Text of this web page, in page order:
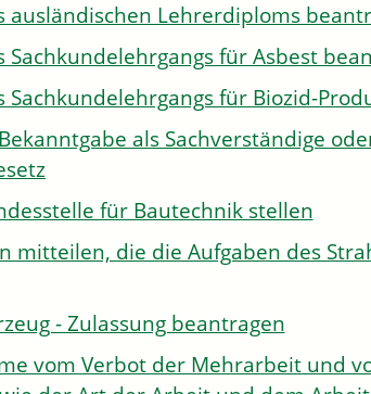
ausländischen Lehrerdiploms
Sachkundelehrgangs für Asbest
Sachkundelehrgangs für Biozid-
als Sachverständige
für Bautechnik stellen
mitteilen, die die Aufgaben des
- Zulassung beantragen
vom Verbot der Mehrarbeit und